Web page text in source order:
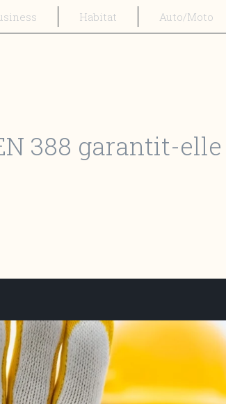
Habitat Auto/Moto
388 garantit-